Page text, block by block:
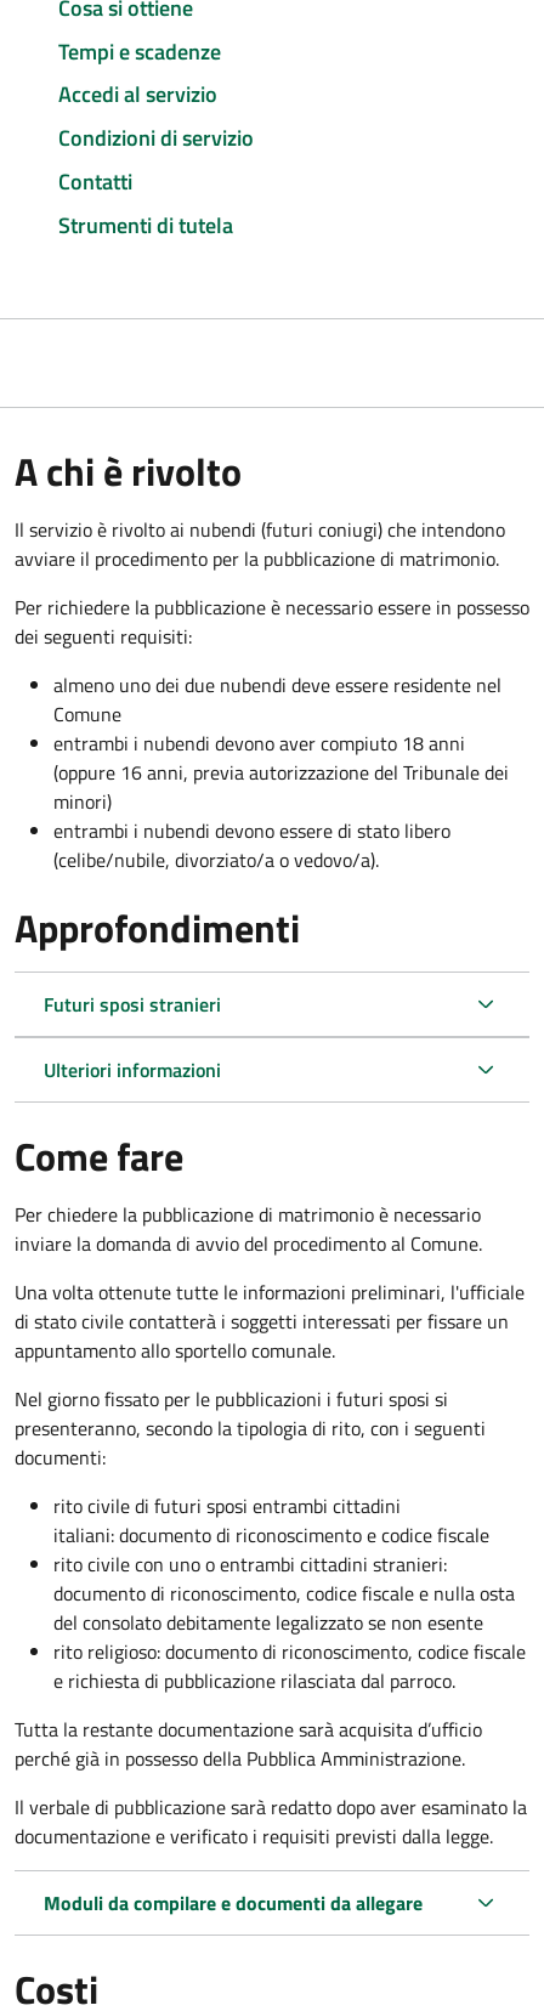
Cosa si ottiene
Tempi e scadenze
Accedi al servizio
Condizioni di servizio
Contatti
Strumenti di tutela
A chi è rivolto
Il servizio è rivolto ai nubendi (futuri coniugi) che intendono
avviare il procedimento per la pubblicazione di matrimonio.
Per richiedere la pubblicazione è necessario essere in possesso
dei seguenti requisiti:
almeno uno dei due nubendi deve essere residente nel
Comune
entrambi i nubendi devono aver compiuto 18 anni
(oppure 16 anni, previa autorizzazione del Tribunale dei
minori)
entrambi i nubendi devono essere di stato libero
(celibe/nubile, divorziato/a o vedovo/a).
Approfondimenti
Futuri sposi stranieri
Ulteriori informazioni
Come fare
Per chiedere la pubblicazione di matrimonio è necessario
inviare la domanda di avvio del procedimento al Comune.
Una volta ottenute tutte le informazioni preliminari, l'ufficiale
di stato civile contatterà i soggetti interessati per fissare un
appuntamento allo sportello comunale.
Nel giorno fissato per le pubblicazioni i futuri sposi si
presenteranno, secondo la tipologia di rito, con i seguenti
documenti:
rito civile di futuri sposi entrambi cittadini
italiani: documento di riconoscimento e codice fiscale
rito civile con uno o entrambi cittadini stranieri:
documento di riconoscimento, codice fiscale e nulla osta
del consolato debitamente legalizzato se non esente
rito religioso: documento di riconoscimento, codice fiscale
e richiesta di pubblicazione rilasciata dal parroco.
Tutta la restante documentazione sarà acquisita d’ufficio
perché già in possesso della Pubblica Amministrazione.
Il verbale di pubblicazione sarà redatto dopo aver esaminato la
documentazione e verificato i requisiti previsti dalla legge.
Moduli da compilare e documenti da allegare
Costi